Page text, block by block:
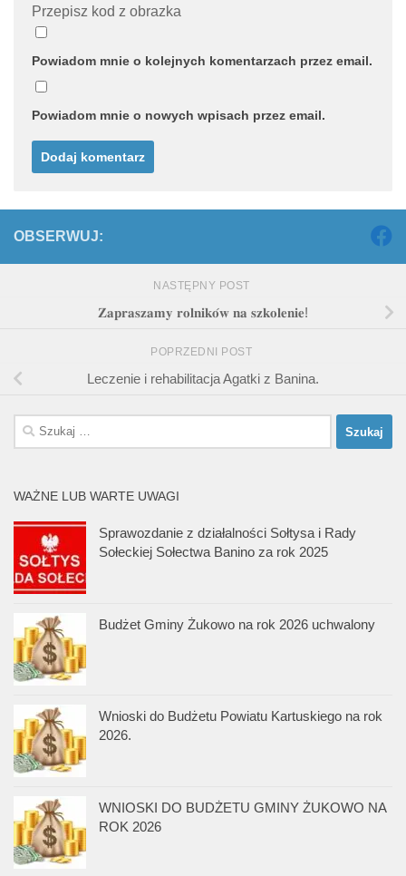
Przepisz kod z obrazka
Powiadom mnie o kolejnych komentarzach przez email.
Powiadom mnie o nowych wpisach przez email.
OBSERWUJ:
NASTĘPNY POST
𝐙𝐚𝐩𝐫𝐚𝐬𝐳𝐚𝐦𝐲 𝐫𝐨𝐥𝐧𝐢𝐤𝐨́𝐰 𝐧𝐚 𝐬𝐳𝐤𝐨𝐥𝐞𝐧𝐢𝐞!
POPRZEDNI POST
Leczenie i rehabilitacja Agatki z Banina.
Szukaj:
WAŻNE LUB WARTE UWAGI
Sprawozdanie z działalności Sołtysa i Rady
Sołeckiej Sołectwa Banino za rok 2025
Budżet Gminy Żukowo na rok 2026 uchwalony
Wnioski do Budżetu Powiatu Kartuskiego na rok
2026.
WNIOSKI DO BUDŻETU GMINY ŻUKOWO NA
ROK 2026